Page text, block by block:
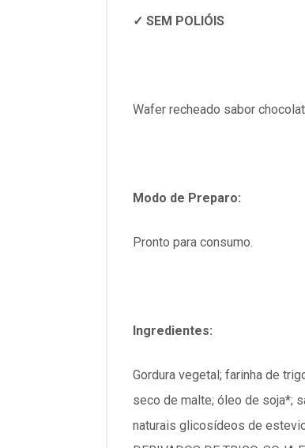
✓ SEM POLIÓIS
Wafer recheado sabor
Modo de Preparo:
Pronto para consumo.
Ingredientes:
Gordura vegetal; farinha de
seco de malte; óleo de soja*;
naturais glicosídeos de